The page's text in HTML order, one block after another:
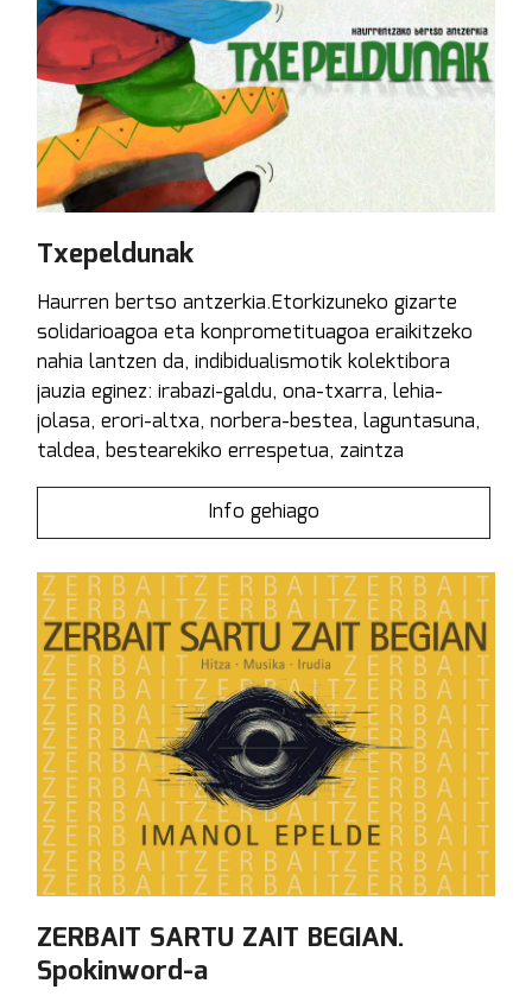
Txepeldunak
Haurren bertso antzerkia.Etorkizuneko gizarte
solidarioagoa eta konprometituagoa eraikitzeko
nahia lantzen da, indibidualismotik kolektibora
jauzia eginez: irabazi-galdu, ona-txarra, lehia-
jolasa, erori-altxa, norbera-bestea, laguntasuna,
taldea, bestearekiko errespetua, zaintza
Info gehiago
ZERBAIT SARTU ZAIT BEGIAN.
Spokinword-a